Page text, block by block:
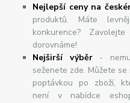
Nejlepší ceny na
produktů. Máte
konkurence?
dorovnáme!
Nejširšívýběr-
seženete zde. Můžete
poptávkou po zboží,
není v nabídce